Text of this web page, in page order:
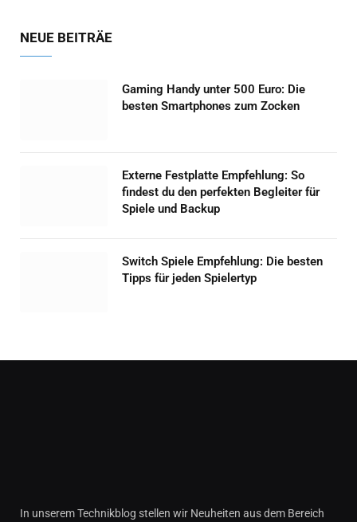
NEUE BEITRÄE
Gaming Handy unter 500 Euro: Die
besten Smartphones zum Zocken
Externe Festplatte Empfehlung: So
findest du den perfekten Begleiter für
Spiele und Backup
Switch Spiele Empfehlung: Die besten
Tipps für jeden Spielertyp
In unserem Technikblog stellen wir Neuheiten aus dem Bereich